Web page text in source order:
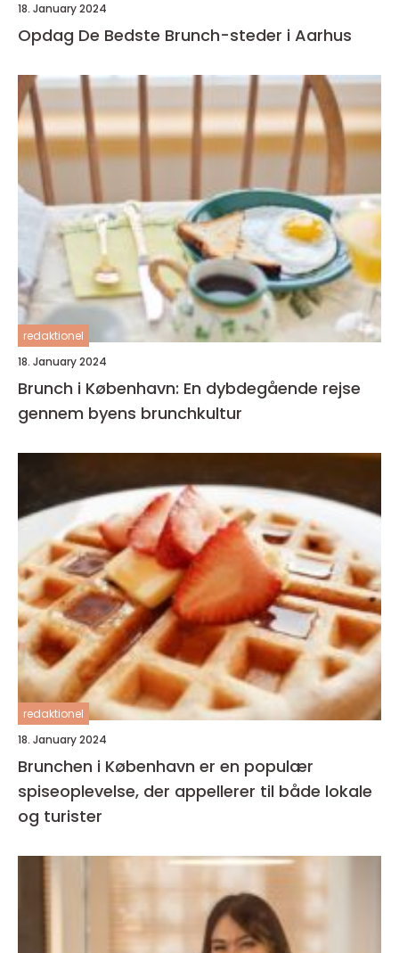
18. January 2024
Opdag De Bedste Brunch-steder i Aarhus
redaktionel
18. January 2024
Brunch i København: En dybdegående rejse
gennem byens brunchkultur
redaktionel
18. January 2024
Brunchen i København er en populær
spiseoplevelse, der appellerer til både lokale
og turister